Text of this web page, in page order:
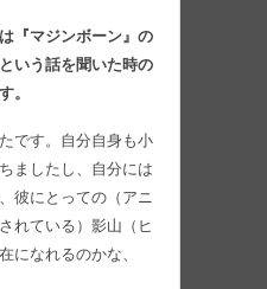
『マジンボーン』の
いう話を聞いた時の
。
です。自分自身も小
ましたし、自分には
彼にとっての（アニ
れている）影山（ヒ
になれるのかな、